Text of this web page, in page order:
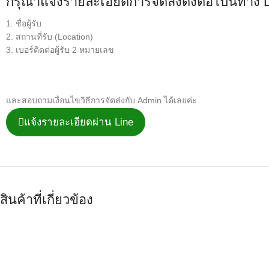
1. ชื่อผู้รับ
2. สถานที่รับ (Location)
3. เบอร์ติดต่อผู้รับ 2 หมายเลข
และสอบถามเงื่อนไขวิธีการจัดส่งกับ Admin ได้เลยค่ะ
แจ้งรายละเอียดผ่าน Line
สินค้าที่เกี่ยวข้อง